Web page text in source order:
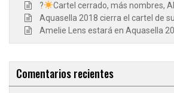
?
Cartel cerrado, más nombres,
Aquasella 2018 cierra el cartel de
Amelie Lens estará en Aquasella
Comentarios recientes